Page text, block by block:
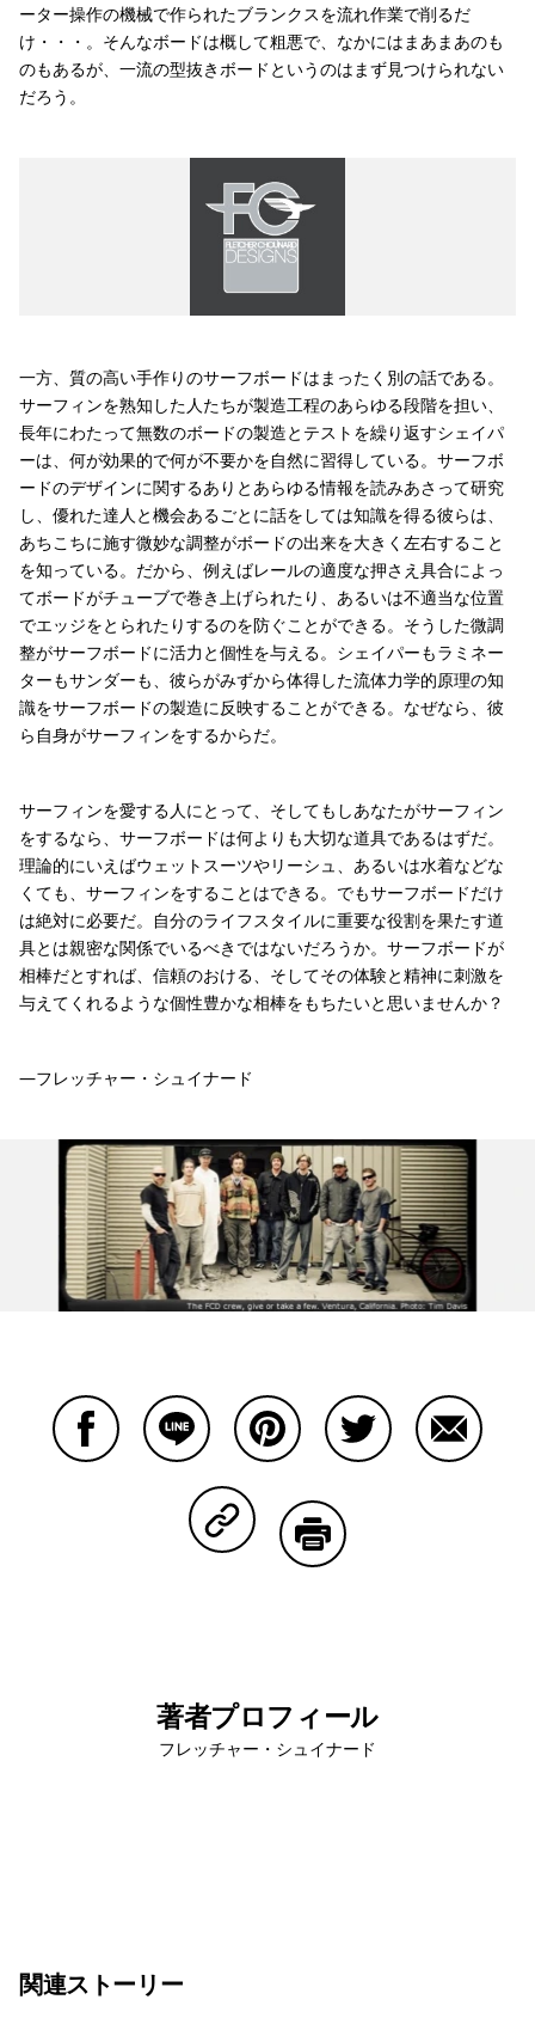
ーター操作の機械で作られたブランクスを流れ作業で削るだ
け・・・。そんなボードは概して粗悪で、なかにはまあまあのも
のもあるが、一流の型抜きボードというのはまず見つけられない
だろう。
一方、質の高い手作りのサーフボードはまったく別の話である。
サーフィンを熟知した人たちが製造工程のあらゆる段階を担い、
長年にわたって無数のボードの製造とテストを繰り返すシェイパ
ーは、何が効果的で何が不要かを自然に習得している。サーフボ
ードのデザインに関するありとあらゆる情報を読みあさって研究
し、優れた達人と機会あるごとに話をしては知識を得る彼らは、
あちこちに施す微妙な調整がボードの出来を大きく左右すること
を知っている。だから、例えばレールの適度な押さえ具合によっ
てボードがチューブで巻き上げられたり、あるいは不適当な位置
でエッジをとられたりするのを防ぐことができる。そうした微調
整がサーフボードに活力と個性を与える。シェイパーもラミネー
ターもサンダーも、彼らがみずから体得した流体力学的原理の知
識をサーフボードの製造に反映することができる。なぜなら、彼
ら自身がサーフィンをするからだ。
サーフィンを愛する人にとって、そしてもしあなたがサーフィン
をするなら、サーフボードは何よりも大切な道具であるはずだ。
理論的にいえばウェットスーツやリーシュ、あるいは水着などな
くても、サーフィンをすることはできる。でもサーフボードだけ
は絶対に必要だ。自分のライフスタイルに重要な役割を果たす道
具とは親密な関係でいるべきではないだろうか。サーフボードが
相棒だとすれば、信頼のおける、そしてその体験と精神に刺激を
与えてくれるような個性豊かな相棒をもちたいと思いませんか？
―フレッチャー・シュイナード
Copy Linkで共有する
著者プロフィール
フレッチャー・シュイナード
関連ストーリー